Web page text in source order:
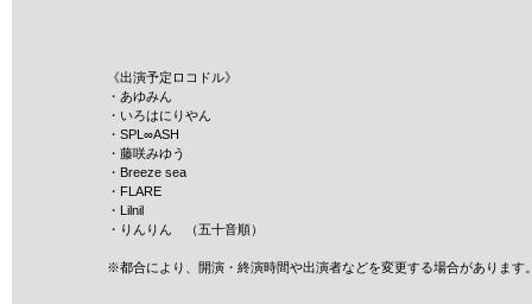
《出演予定ロコドル》
・あゆみん
・いろはにりやん
・SPL∞ASH
・藤咲みゆう
・Breeze sea
・FLARE
・Lilnil
・りんりん　（五十音順）
※都合により、開演・終演時間や出演者などを変更する場合があります